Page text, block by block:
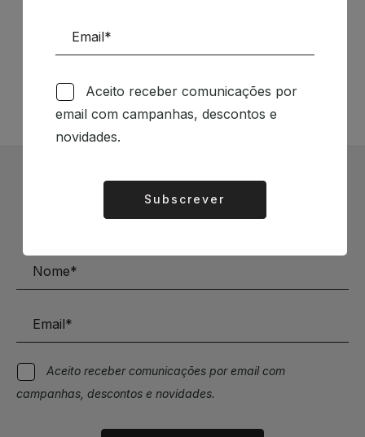
Siga-nos nas Redes Sociais
Subscrever Newsletter
Aceito receber comunicações por email com
campanhas, descontos e novidades.
Aceito receber comunicações por
email com campanhas, descontos e
novidades.
Subscrever